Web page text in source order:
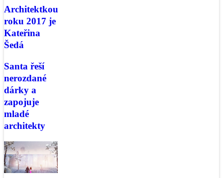
Architektkou
roku 2017 je
Kateřina
Šedá
Santa řeší
nerozdané
dárky a
zapojuje
mladé
architekty